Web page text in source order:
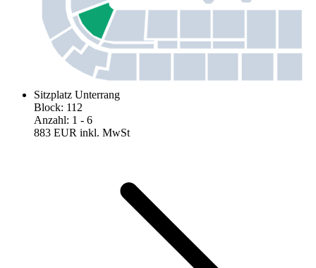
Sitzplatz Unterrang
Block: 112
Anzahl: 1 - 6
883 EUR inkl. MwSt